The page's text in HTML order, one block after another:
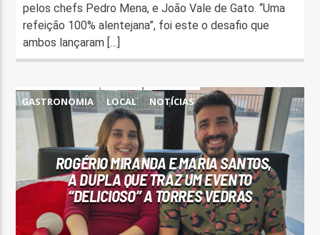
pelos chefs Pedro Mena, e João Vale de Gato. “Uma
refeição 100% alentejana”, foi este o desafio que
ambos lançaram […]
GASTRONOMIA LOCAL NOTÍCIAS
ROGÉRIO MIRANDA E MARIA SANTOS,
A DUPLA QUE TRAZ UM EVENTO
“DELICIOSO” A TORRES VEDRAS